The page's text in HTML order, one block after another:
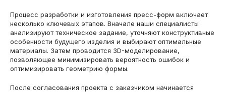
Процесс разработки и изготовления пресс-форм включает
несколько ключевых этапов. Вначале наши специалисты
анализируют техническое задание, уточняют конструктивные
особенности будущего изделия и выбирают оптимальные
материалы. Затем проводится 3D-моделирование,
позволяющее минимизировать вероятность ошибок и
оптимизировать геометрию формы.
После согласования проекта с заказчиком начинается